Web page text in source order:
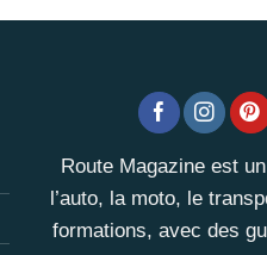
Route Magazine est
l’auto, la moto, le
formations, avec des